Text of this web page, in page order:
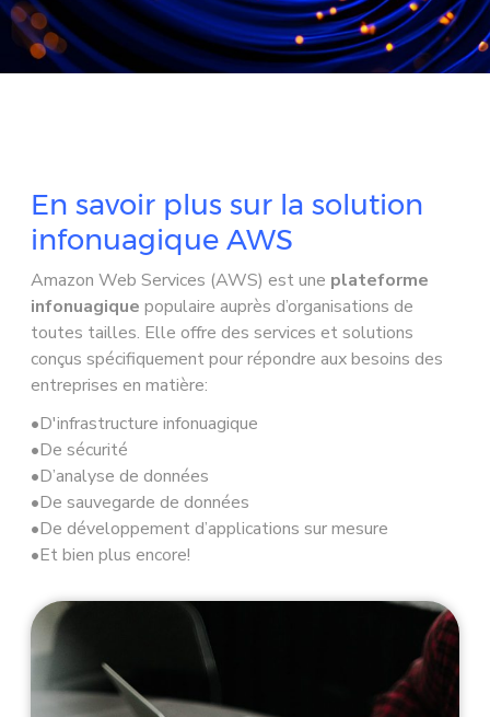
En savoir plus sur la solution
infonuagique AWS
Amazon Web Services (AWS) est une plateforme
infonuagique populaire auprès d’organisations de
toutes tailles. Elle offre des services et solutions
conçus spécifiquement pour répondre aux besoins des
entreprises en matière:
D'infrastructure infonuagique
De sécurité
D’analyse de données
De sauvegarde de données
De développement d’applications sur mesure
Et bien plus encore!